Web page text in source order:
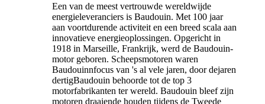
Een van de meest vertrouwde wereldwijde
energieleveranciers is Baudouin. Met 100 jaar
aan voortdurende activiteit en een breed scala aan
innovatieve energieoplossingen. Opgericht in
1918 in Marseille, Frankrijk, werd de Baudouin-
motor geboren. Scheepsmotoren waren
Baudouinnfocus van 's al vele jaren, door dejaren
dertigBaudouin behoorde tot de top 3
motorfabrikanten ter wereld. Baudouin bleef zijn
motoren draaiende houden tijdens de Tweede